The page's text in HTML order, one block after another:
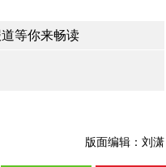
等你来畅读
版面编辑：刘潇